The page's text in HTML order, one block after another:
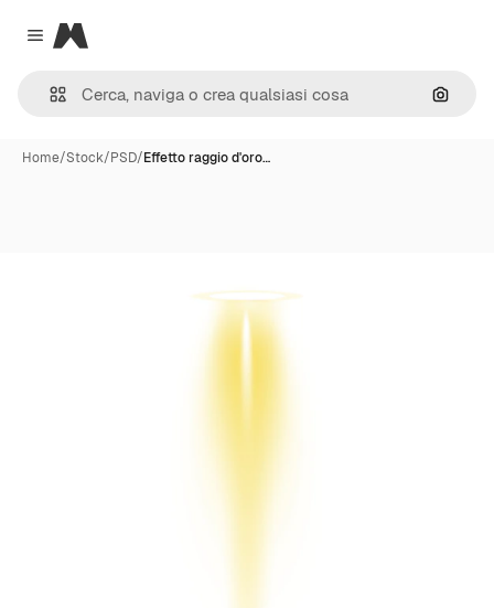
Close menu
Magnific
Cerca
Home/Stock/PSD/Effetto raggio d'oro…